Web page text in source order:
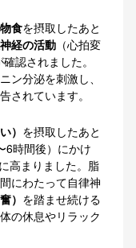
食を摂取したあと
経の活動 （心拍変
認されました。
ン分泌を刺激し、
されています。
） を摂取したあと
6時間後）にかけ
高まりました。 脂
にわたって自律神
） を踏ませ続ける
の休息やリラック